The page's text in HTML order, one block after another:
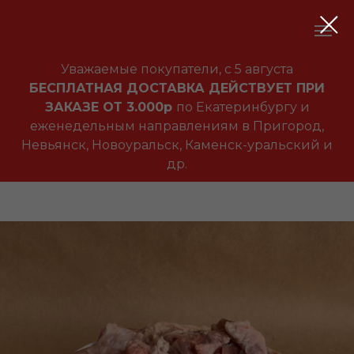
Уважаемые покупатели, с 5 августа
БЕСПЛАТНАЯ ДОСТАВКА ДЕЙСТВУЕТ ПРИ
ЗАКАЗЕ ОТ 3.000р по Екатеринбургу и
еженедельным направлениям в Пригород,
Невьянск, Новоуральск, Каменск-уральский и
др.